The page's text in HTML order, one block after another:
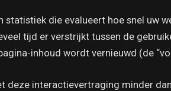
statistiek die evalueert hoe snel uw
tijd er verstrijkt tussen de
inhoud wordt vernieuwd (de
deze interactievertraging minder